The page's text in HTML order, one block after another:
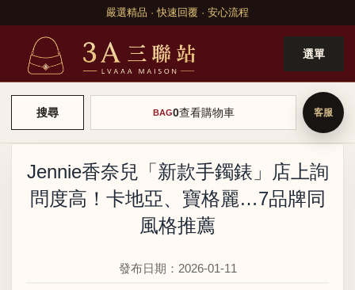
嚴選精品 · 快速回覆 · 安心流程
選單
搜尋 BAG0查看購物車
Jennie香奈兒「新款手鐲錶」店上詢
問度高！卡地亞、寶格麗…7品牌同
風格推薦
發布日期：2026-01-11